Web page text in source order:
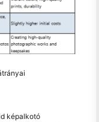
képalkotó